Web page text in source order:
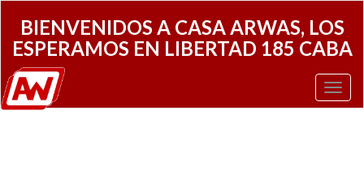
BIENVENIDOS A CASA ARWAS, LOS
ESPERAMOS EN LIBERTAD 185 CABA